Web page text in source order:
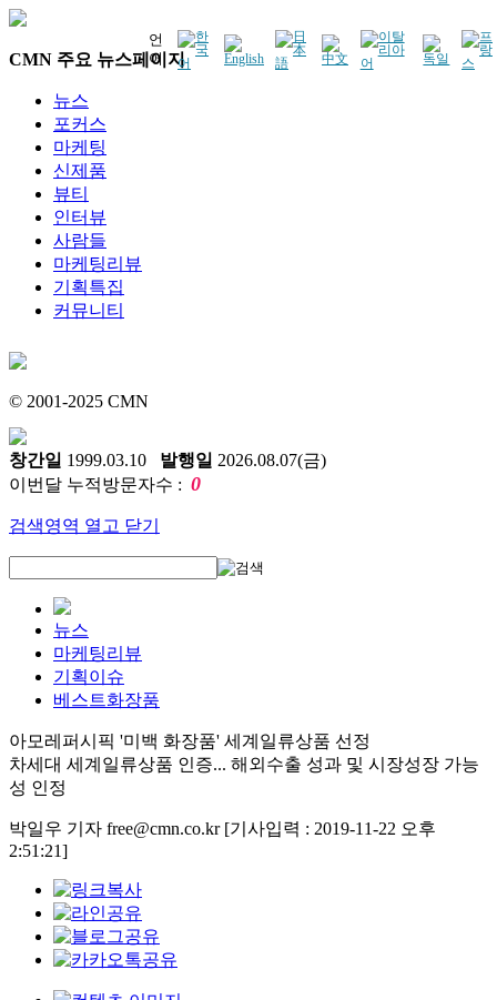
언
어
CMN 주요 뉴스페이지
뉴스
포커스
마케팅
신제품
뷰티
인터뷰
사람들
마케팅리뷰
기획특집
커뮤니티
© 2001-2025 CMN
창간일 1999.03.10 발행일 2026.08.07(금)
이번달 누적방문자수 : 0
검색영역 열고 닫기
뉴스
마케팅리뷰
기획이슈
베스트화장품
아모레퍼시픽 '미백 화장품' 세계일류상품 선정
차세대 세계일류상품 인증... 해외수출 성과 및 시장성장 가능
성 인정
박일우 기자 free@cmn.co.kr [기사입력 : 2019-11-22 오후
2:51:21]